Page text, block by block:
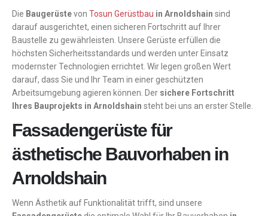
Die Baugerüstevon Tosun Gerüstbau in Arnoldshain sind
darauf ausgerichtet, einen sicheren Fortschritt auf Ihrer
Baustelle zu gewährleisten. Unsere Gerüste erfüllen die
höchsten Sicherheitsstandards und werden unter Einsatz
modernster Technologien errichtet. Wir legen großen Wert
darauf, dass Sie und Ihr Team in einer geschützten
Arbeitsumgebung agieren können. Der sichere Fortschritt
Ihres Bauprojekts in Arnoldshain steht bei uns an erster Stelle.
Fassadengerüste für
ästhetische Bauvorhaben in
Arnoldshain
Wenn Ästhetik auf Funktionalität trifft, sind unsere